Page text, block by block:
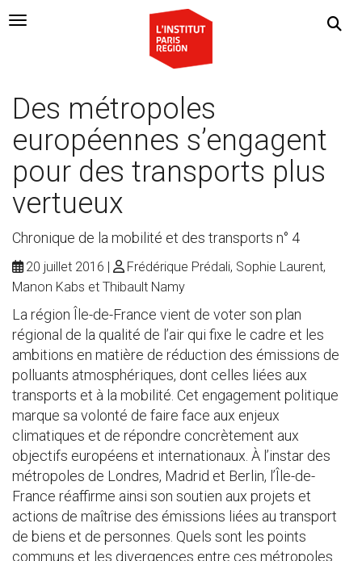
Navigation Toggle
Des métropoles
européennes s’engagent
pour des transports plus
vertueux
Chronique de la mobilité et des transports n° 4
20 juillet 2016
Frédérique Prédali, Sophie Laurent,
Manon Kabs et Thibault Namy
La région Île-de-France vient de voter son plan
régional de la qualité de l’air qui fixe le cadre et les
ambitions en matière de réduction des émissions de
polluants atmosphériques, dont celles liées aux
transports et à la mobilité. Cet engagement politique
marque sa volonté de faire face aux enjeux
climatiques et de répondre concrètement aux
objectifs européens et internationaux. À l’instar des
métropoles de Londres, Madrid et Berlin, l’Île-de-
France réaffirme ainsi son soutien aux projets et
actions de maîtrise des émissions liées au transport
de biens et de personnes. Quels sont les points
communs et les divergences entre ces métropoles